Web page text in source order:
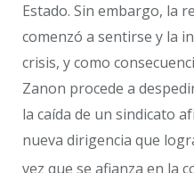
Estado. Sin embargo, la
comenzó a sentirse y la
crisis, y como
Zanon procede a
la caída de un sindicato
nueva dirigencia que
vez que se afianza en la